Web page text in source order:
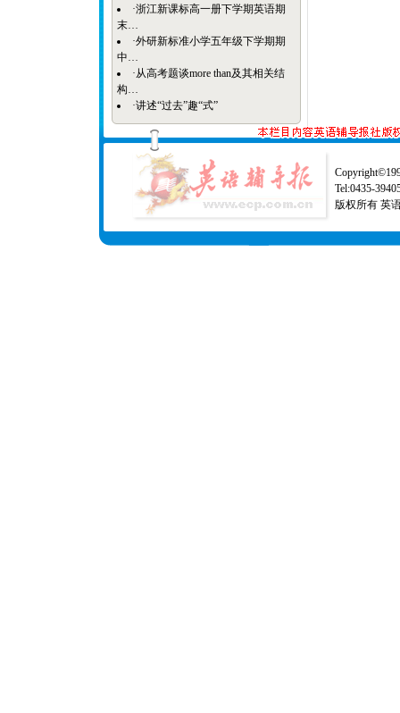
·浙江新课标高一册下学期英语期
末…
·外研新标准小学五年级下学期期
中…
·从高考题谈more than及其相关结
构…
·讲述“过去”趣“式”
Tel:0435-
版权所有 英